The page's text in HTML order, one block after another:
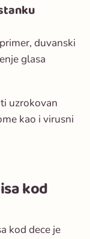
duvanski
glasa
uzrokovan
kao i virusni
kod
kod dece je